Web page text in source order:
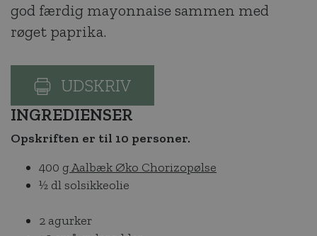
god færdig mayonnaise sammen med
røget paprika.
UDSKRIV
INGREDIENSER
Opskriften er til 10 personer.
400 gAalbæk Øko Chorizopølse
½ dl solsikkeolie
2 agurker